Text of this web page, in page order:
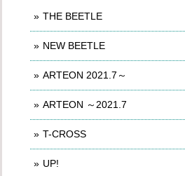
THE BEETLE
NEW BEETLE
ARTEON 2021.7～
ARTEON ～2021.7
T-CROSS
UP!